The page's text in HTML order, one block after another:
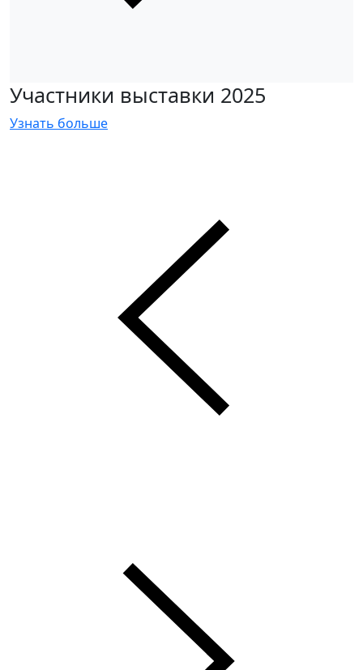
Участники выставки 2025
Узнать больше